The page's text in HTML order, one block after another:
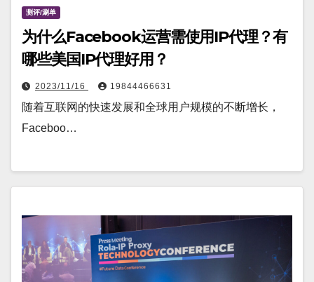
测评/涮单
为什么Facebook运营需使用IP代理？有
哪些美国IP代理好用？
2023/11/16 19844466631
随着互联网的快速发展和全球用户规模的不断增长，
Faceboo…